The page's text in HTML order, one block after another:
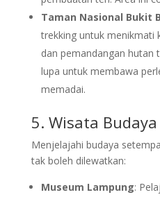
Taman Nasional Bukit
trekking untuk menikmati
dan pemandangan hutan
lupa untuk membawa
memadai.
5. Wisata Budaya
Menjelajahi budaya
tak boleh dilewatkan:
Museum Lampung: